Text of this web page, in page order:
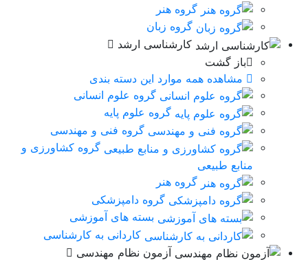
گروه هنر
گروه زبان
کارشناسی ارشد
باز گشت
مشاهده همه موارد این دسته بندی
گروه علوم انسانی
گروه علوم پایه
گروه فنی و مهندسی
گروه کشاورزی و
منابع طبیعی
گروه هنر
گروه دامپزشکی
بسته های آموزشی
کاردانی به کارشناسی
آزمون نظام مهندسی